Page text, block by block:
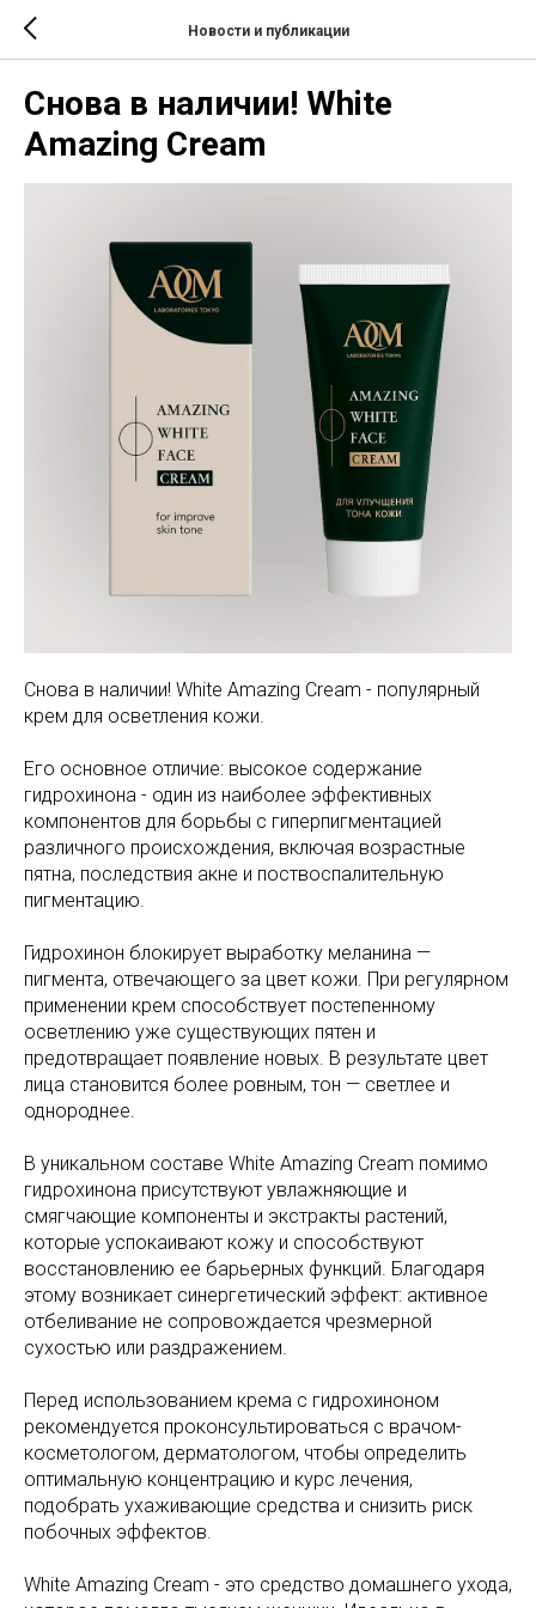
Новости и публикации
Снова в наличии! White
Amazing Cream
Снова в наличии! White Amazing Cream - популярный
крем для осветления кожи.
Его основное отличие: высокое содержание
гидрохинона - один из наиболее эффективных
компонентов для борьбы с гиперпигментацией
различного происхождения, включая возрастные
пятна, последствия акне и поствоспалительную
пигментацию.
Гидрохинон блокирует выработку меланина —
пигмента, отвечающего за цвет кожи. При регулярном
применении крем способствует постепенному
осветлению уже существующих пятен и
предотвращает появление новых. В результате цвет
лица становится более ровным, тон — светлее и
однороднее.
В уникальном составе White Amazing Cream помимо
гидрохинона присутствуют увлажняющие и
смягчающие компоненты и экстракты растений,
которые успокаивают кожу и способствуют
восстановлению ее барьерных функций. Благодаря
этому возникает синергетический эффект: активное
отбеливание не сопровождается чрезмерной
сухостью или раздражением.
Перед использованием крема с гидрохиноном
рекомендуется проконсультироваться с врачом-
косметологом, дерматологом, чтобы определить
оптимальную концентрацию и курс лечения,
подобрать ухаживающие средства и снизить риск
побочных эффектов.
White Amazing Cream - это средство домашнего ухода,